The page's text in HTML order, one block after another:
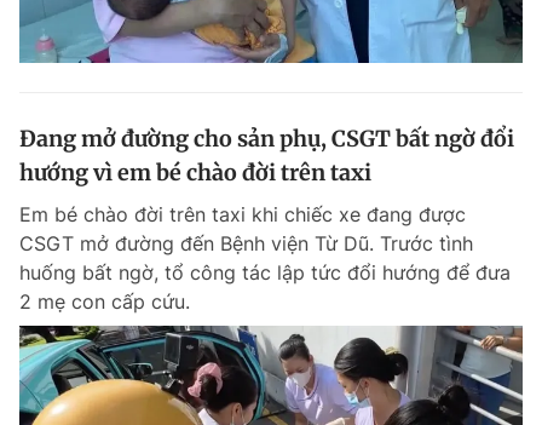
Đặt báo Quảng cáo RSS Tòa soạn Chính sách bảo
Tổng biên tập: Nguyễn Ngọc Toàn
Tổng thư ký tòa soạn: Đức Trung
Giấy phép xuất bản số 110/GP - BTTTT cấp ngày 24.3.2020
© 2003-2026 Bản quyền thuộc về Báo Thanh Niên. Cấm sao chép
dưới mọi hình thức nếu không có sự chấp thuận bằng văn bản.
Phát triển bởi ePi Technologies, JSC.
Đang mở đường cho sản phụ, CSGT bất ngờ đổi
hướng vì em bé chào đời trên taxi
Em bé chào đời trên taxi khi chiếc xe đang được
CSGT mở đường đến Bệnh viện Từ Dũ. Trước tình
huống bất ngờ, tổ công tác lập tức đổi hướng để đưa
2 mẹ con cấp cứu.